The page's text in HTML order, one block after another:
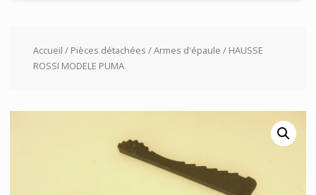
Accueil / Pièces détachées /Armes d'épaule / HAUSSE
ROSSI MODELE PUMA